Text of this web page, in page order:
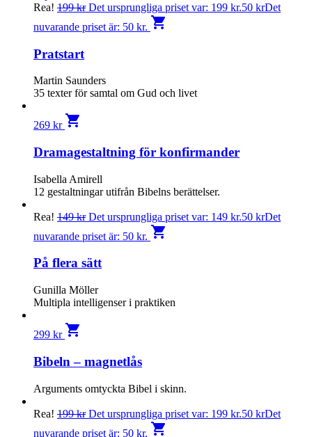
Rea! 199kr Det ursprungliga priset var: 199 kr.50 krDet
nuvarande priset är: 50 kr. shopping_cart
Pratstart
Martin Saunders
35 texter för samtal om Gud och livet
269 kr shopping_cart
Dramagestaltning för konfirmander
Isabella Amirell
12 gestaltningar utifrån Bibelns berättelser.
Rea! 149kr Det ursprungliga priset var: 149 kr.50 krDet
nuvarande priset är: 50 kr. shopping_cart
På flera sätt
Gunilla Möller
Multipla intelligenser i praktiken
299 kr shopping_cart
Bibeln – magnetlås
Arguments omtyckta Bibel i skinn.
Rea! 199kr Det ursprungliga priset var: 199 kr.50 krDet
nuvarande priset är: 50 kr. shopping_cart